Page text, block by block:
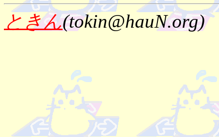
ときん(tokin@hauN.org)